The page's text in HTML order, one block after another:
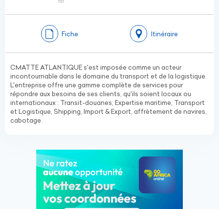
Fiche Itinéraire
CMATTE ATLANTIQUE s'est imposée comme un acteur
incontournable dans le domaine du transport et de la logistique.
L'entreprise offre une gamme complète de services pour
répondre aux besoins de ses clients, qu'ils soient locaux ou
internationaux : Transit-douanes, Expertise maritime, Transport
et Logistique, Shipping, Import & Export, affrètement de navires,
cabotage.